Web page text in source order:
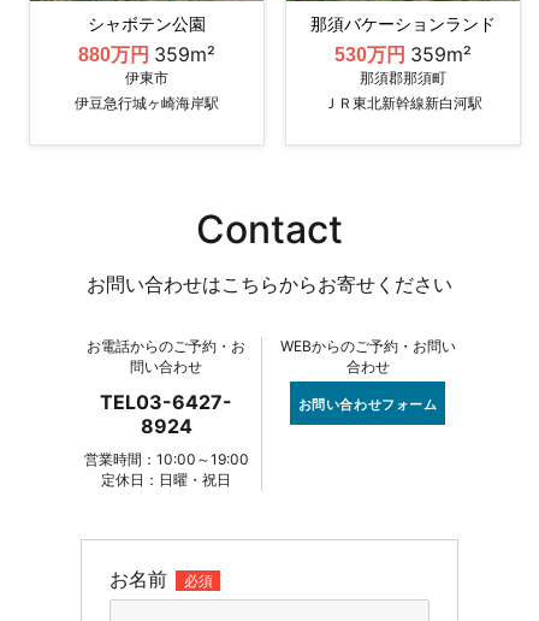
シャボテン公園
880万円 359m²
伊東市
伊豆急行城ヶ崎海岸駅
那須バケーションランド
530万円 359m²
那須郡那須町
ＪＲ東北新幹線新白河駅
Contact
お問い合わせはこちらからお寄せください
お電話からのご予約・お
問い合わせ
TEL03-6427-
8924
営業時間：10:00～19:00
定休日：日曜・祝日
WEBからのご予約・お問い
合わせ
お問い合わせフォーム
お名前 必須